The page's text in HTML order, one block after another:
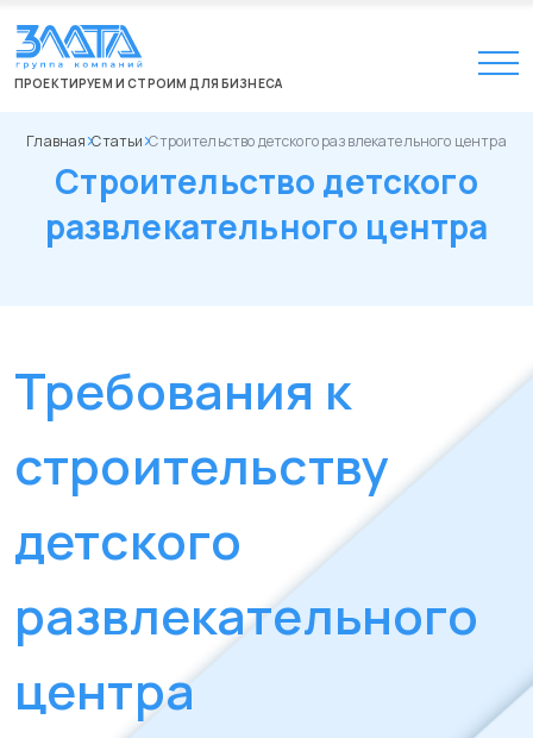
ПРОЕКТИРУЕМ И СТРОИМ ДЛЯ БИЗНЕСА
Главная Статьи Строительство детского развлекательного центра
Строительство детского
развлекательного центра
Требования к
строительству
детского
развлекательного
центра